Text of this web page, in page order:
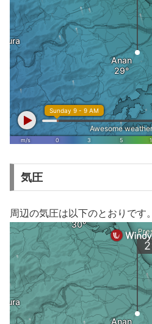
気圧
周辺の気圧は以下のとおりです。